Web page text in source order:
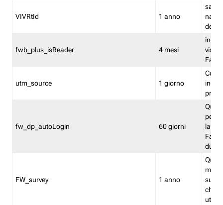
VIVRtId 1 anno
salva
del
fwb_plus_isReader 4 mesi
utm_source 1 giorno
fw_dp_autoLogin 60 giorni
la
FW_survey 1 anno
utenti